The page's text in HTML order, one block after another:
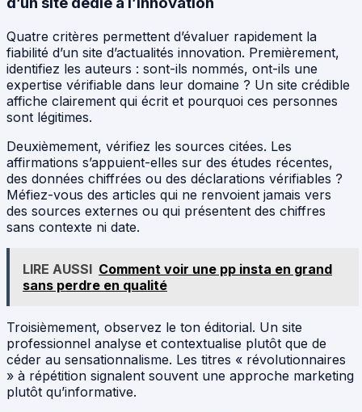
Quatre critères permettent d’évaluer rapidement la
fiabilité d’un site d’actualités innovation. Premièrement,
identifiez les auteurs : sont-ils nommés, ont-ils une
expertise vérifiable dans leur domaine ? Un site crédible
affiche clairement qui écrit et pourquoi ces personnes
sont légitimes.
Deuxièmement, vérifiez les sources citées. Les
affirmations s’appuient-elles sur des études récentes,
des données chiffrées ou des déclarations vérifiables ?
Méfiez-vous des articles qui ne renvoient jamais vers
des sources externes ou qui présentent des chiffres
sans contexte ni date.
LIRE AUSSI Comment voir une pp insta en grand
sans perdre en qualité
Troisièmement, observez le ton éditorial. Un site
professionnel analyse et contextualise plutôt que de
céder au sensationnalisme. Les titres « révolutionnaires
» à répétition signalent souvent une approche marketing
plutôt qu’informative.